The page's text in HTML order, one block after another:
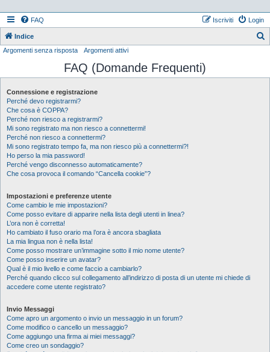
FAQ Login
Iscriviti
Indice
c
Argomenti senza risposta Argomenti attivi
FAQ (Domande Frequenti)
Connessione e registrazione
Perché devo registrarmi?
Che cosa è COPPA?
Perché non riesco a registrarmi?
Mi sono registrato ma non riesco a connettermi!
Perché non riesco a connettermi?
Mi sono registrato tempo fa, ma non riesco più a connettermi?!
Ho perso la mia password!
Perché vengo disconnesso automaticamente?
Che cosa provoca il comando “Cancella cookie”?
Impostazioni e preferenze utente
Come cambio le mie impostazioni?
Come posso evitare di apparire nella lista degli utenti in linea?
L’ora non è corretta!
Ho cambiato il fuso orario ma l’ora è ancora sbagliata
La mia lingua non è nella lista!
Come posso mostrare un’immagine sotto il mio nome utente?
Come posso inserire un avatar?
Qual è il mio livello e come faccio a cambiarlo?
Perché quando clicco sul collegamento all’indirizzo di posta di un utente mi chiede di
accedere come utente registrato?
Invio Messaggi
Come apro un argomento o invio un messaggio in un forum?
Come modifico o cancello un messaggio?
Come aggiungo una firma ai miei messaggi?
Come creo un sondaggio?